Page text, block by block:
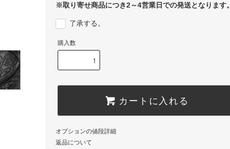
※取り寄せ商品につき2～4営業日での発送となります。
了承する。
購入数
カートに入れる
オプションの値段詳細
返品について